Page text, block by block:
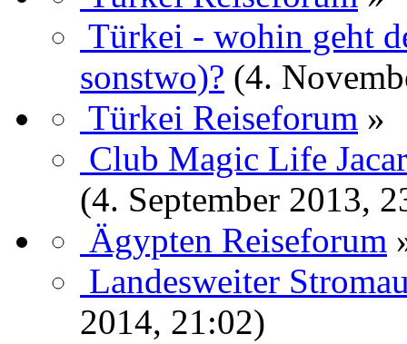
Türkei - wohin geht
sonstwo)? (4.
Türkei Reiseforum »
Club Magic Life
(4. September 2013,
Ägypten Reiseforum
Landesweiter
2014, 21:02)